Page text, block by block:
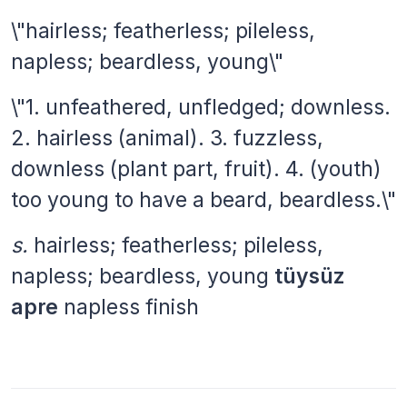
\"hairless; featherless; pileless,
napless; beardless, young\"
\"1. unfeathered, unfledged; downless.
2. hairless (animal). 3. fuzzless,
downless (plant part, fruit). 4. (youth)
too young to have a beard, beardless.\"
s. hairless; featherless; pileless,
napless; beardless, young tüysüz
apre napless finish